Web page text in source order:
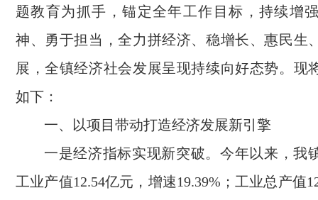
题教育为抓手，锚定全年工作目标，持续增
神、勇于担当，全力拼经济、稳增长、惠民生
展，全镇经济社会发展呈现持续向好态势。现
如下：
一、以项目带动打造经济发展新引擎
一是经济指标实现新突破。今年以来，我
工业产值12.54亿元，增速19.39%；工业总产值